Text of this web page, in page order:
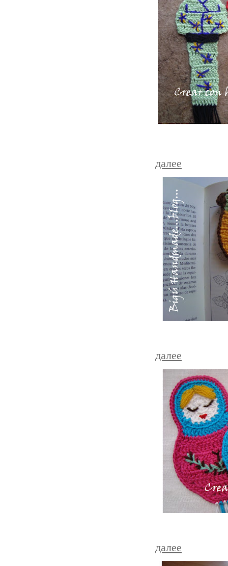
далее
далее
далее